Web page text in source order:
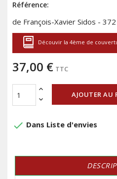
Référence:
de François-Xavier Sidos -
Découvir la 4ème de
37,00 € TTC
AJOUTER AU
done Dans Liste d'envies